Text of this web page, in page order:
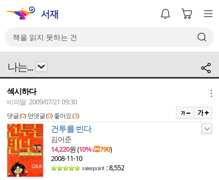
나는...
섹시하다
비의딸 2009/07/21 09:30
댓글 (0) 먼댓글 (0) 좋아요 (3)
건투를 빈다
김어준
14,220원 (10%↓ 790)
2008-11-10
: 8,552